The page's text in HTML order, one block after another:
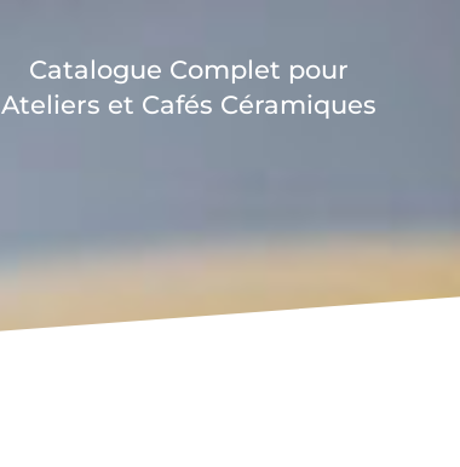
Catalogue Complet pour
Ateliers et Cafés Céramiques